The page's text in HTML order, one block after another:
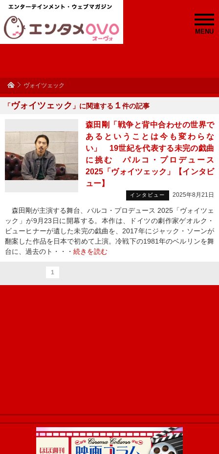
MENU
ヴォイツェック
「ヴォイツェック 」に関連する １ 件の記事
森田剛「戦争と背中合わせの世界で
あるということは今も変わらな
い」 19世紀を代表する未完の戯曲
に挑む パルコ・プロデュース
2025「ヴォイツェック」【インタビ
ュー】
インタビュー 2025年8月21日
森田剛が主演する舞台、パルコ・プロデュース 2025「ヴォイツェ
ック」が9月23日に開幕する。本作は、ドイツの劇作家ゲオルク・
ビューヒナーが遺した未完の戯曲を、2017年にジャック・ソーンが
翻案した作品を日本で初めて上演。冷戦下の1981年のベルリンを舞
台に、過去のト・・・ 続きを読む
1